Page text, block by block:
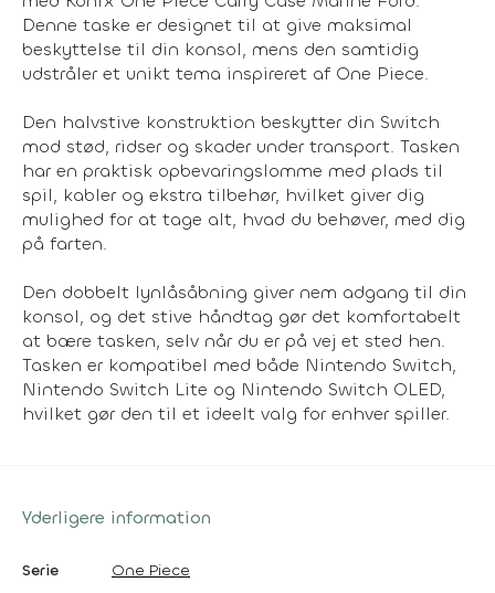
Denne taske er designet til at give maksimal
beskyttelse til din konsol, mens den samtidig
udstråler et unikt tema inspireret af One Piece.
Den halvstive konstruktion beskytter din Switch
mod stød, ridser og skader under transport. Tasken
har en praktisk opbevaringslomme med plads til
spil, kabler og ekstra tilbehør, hvilket giver dig
mulighed for at tage alt, hvad du behøver, med dig
på farten.
Den dobbelt lynlåsåbning giver nem adgang til din
konsol, og det stive håndtag gør det komfortabelt
at bære tasken, selv når du er på vej et sted hen.
Tasken er kompatibel med både Nintendo Switch,
Nintendo Switch Lite og Nintendo Switch OLED,
hvilket gør den til et ideelt valg for enhver spiller.
Yderligere information
Serie One Piece